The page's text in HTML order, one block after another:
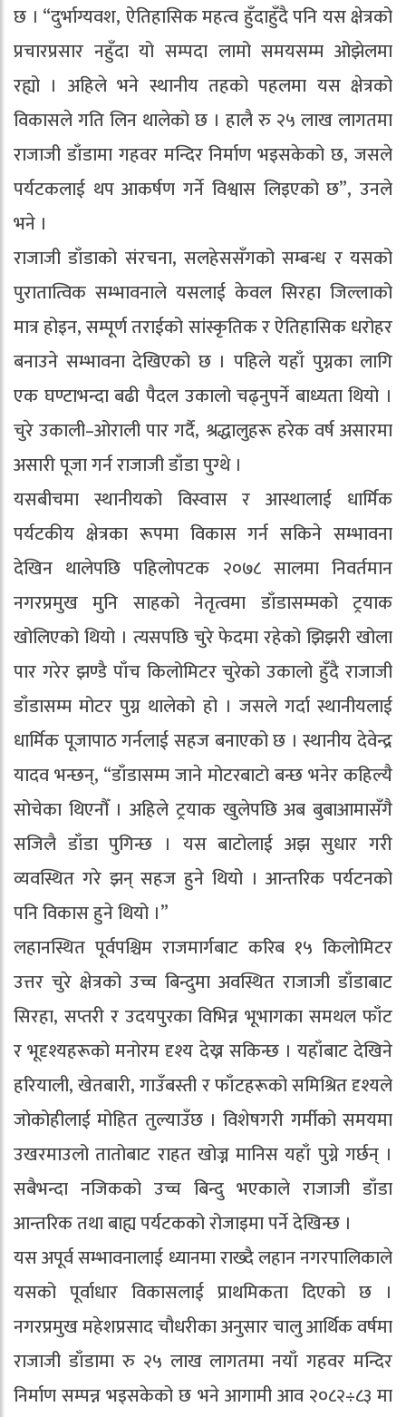
छ । “दुर्भाग्यवश, ऐतिहासिक महत्व हुँदाहुँदै पनि यस क्षेत्रको
प्रचारप्रसार नहुँदा यो सम्पदा लामो समयसम्म ओझेलमा
रह्यो । अहिले भने स्थानीय तहको पहलमा यस क्षेत्रको
विकासले गति लिन थालेको छ । हालै रु २५ लाख लागतमा
राजाजी डाँडामा गहवर मन्दिर निर्माण भइसकेको छ, जसले
पर्यटकलाई थप आकर्षण गर्ने विश्वास लिइएको छ”, उनले
भने ।
राजाजी डाँडाको संरचना, सलहेससँगको सम्बन्ध र यसको
पुरातात्विक सम्भावनाले यसलाई केवल सिरहा जिल्लाको
मात्र होइन, सम्पूर्ण तराईको सांस्कृतिक र ऐतिहासिक धरोहर
बनाउने सम्भावना देखिएको छ । पहिले यहाँ पुग्नका लागि
एक घण्टाभन्दा बढी पैदल उकालो चढ्नुपर्ने बाध्यता थियो ।
चुरे उकाली–ओराली पार गर्दै, श्रद्धालुहरू हरेक वर्ष असारमा
असारी पूजा गर्न राजाजी डाँडा पुग्थे ।
यसबीचमा स्थानीयको विस्वास र आस्थालाई धार्मिक
पर्यटकीय क्षेत्रका रूपमा विकास गर्न सकिने सम्भावना
देखिन थालेपछि पहिलोपटक २०७८ सालमा निवर्तमान
नगरप्रमुख मुनि साहको नेतृत्वमा डाँडासम्मको ट्रयाक
खोलिएको थियो । त्यसपछि चुरे फेदमा रहेको झिझरी खोला
पार गरेर झण्डै पाँच किलोमिटर चुरेको उकालो हुँदै राजाजी
डाँडासम्म मोटर पुग्न थालेको हो । जसले गर्दा स्थानीयलाई
धार्मिक पूजापाठ गर्नलाई सहज बनाएको छ । स्थानीय देवेन्द्र
यादव भन्छन्, “डाँडासम्म जाने मोटरबाटो बन्छ भनेर कहिल्यै
सोचेका थिएनौँ । अहिले ट्रयाक खुलेपछि अब बुबाआमासँगै
सजिलै डाँडा पुगिन्छ । यस बाटोलाई अझ सुधार गरी
व्यवस्थित गरे झन् सहज हुने थियो । आन्तरिक पर्यटनको
पनि विकास हुने थियो ।”
लहानस्थित पूर्वपश्चिम राजमार्गबाट करिब १५ किलोमिटर
उत्तर चुरे क्षेत्रको उच्च बिन्दुमा अवस्थित राजाजी डाँडाबाट
सिरहा, सप्तरी र उदयपुरका विभिन्न भूभागका समथल फाँट
र भूदृश्यहरूको मनोरम दृश्य देख्न सकिन्छ । यहाँबाट देखिने
हरियाली, खेतबारी, गाउँबस्ती र फाँटहरूको समिश्रित दृश्यले
जोकोहीलाई मोहित तुल्याउँछ । विशेषगरी गर्मीको समयमा
उखरमाउलो तातोबाट राहत खोज्न मानिस यहाँ पुग्ने गर्छन् ।
सबैभन्दा नजिकको उच्च बिन्दु भएकाले राजाजी डाँडा
आन्तरिक तथा बाह्य पर्यटकको रोजाइमा पर्ने देखिन्छ ।
यस अपूर्व सम्भावनालाई ध्यानमा राख्दै लहान नगरपालिकाले
यसको पूर्वाधार विकासलाई प्राथमिकता दिएको छ ।
नगरप्रमुख महेशप्रसाद चौधरीका अनुसार चालु आर्थिक वर्षमा
राजाजी डाँडामा रु २५ लाख लागतमा नयाँ गहवर मन्दिर
निर्माण सम्पन्न भइसकेको छ भने आगामी आव २०८२÷८३ मा